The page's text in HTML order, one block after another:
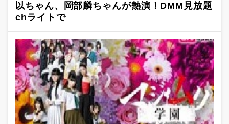
以ちゃん、岡部麟ちゃんが熱演！DMM見放題
chライトで